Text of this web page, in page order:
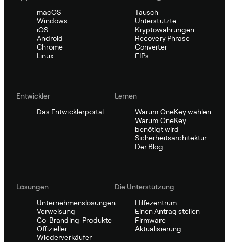
macOS
Windows
iOS
Android
Chrome
Linux
Tausch
Unterstützte
Kryptowährungen
Recovery Phrase
Converter
EIPs
Entwickler
Das Entwicklerportal
Lernen
Warum OneKey wählen
Warum OneKey
benötigt wird
Sicherheitsarchitektur
Der Blog
Lösungen
Unternehmenslösungen
Verweisung
Co-Branding-Produkte
Offizieller
Wiederverkäufer
Die Unterstützung
Hilfezentrum
Einen Antrag stellen
Firmware-
Aktualisierung